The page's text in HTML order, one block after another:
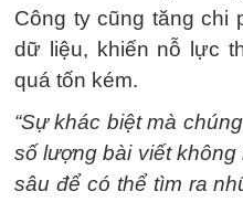
Công ty cũng tăng chi
dữ liệu, khiến nỗ lực
quá tốn kém.
“Sự khác biệt mà
số lượng bài viết
sâu để có thể tìm ra